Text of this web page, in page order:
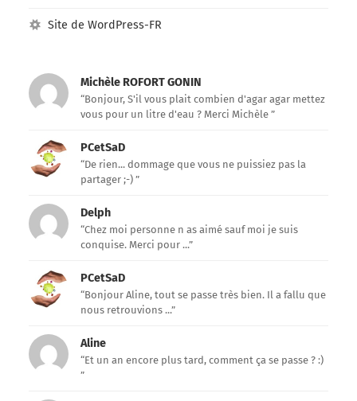
Site de WordPress-FR
Michèle ROFORT GONIN
“Bonjour, S'il vous plait combien d'agar agar mettez
vous pour un litre d'eau ? Merci Michèle ”
PCetSaD
“De rien... dommage que vous ne puissiez pas la
partager ;-) ”
Delph
“Chez moi personne n as aimé sauf moi je suis
conquise. Merci pour ...”
PCetSaD
“Bonjour Aline, tout se passe très bien. Il a fallu que
nous retrouvions ...”
Aline
“Et un an encore plus tard, comment ça se passe ? :)
”